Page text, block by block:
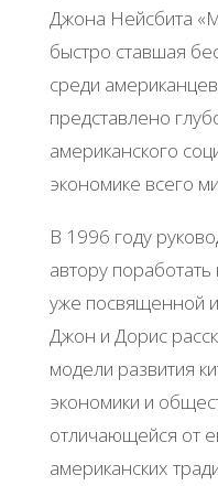
Джона Нейсбита
быстро ставшая
среди
представлено
американского
экономике всего
В 1996 году
автору
уже посвященной
Джон и Дорис
модели развития
экономики и
отличающейся от
американских